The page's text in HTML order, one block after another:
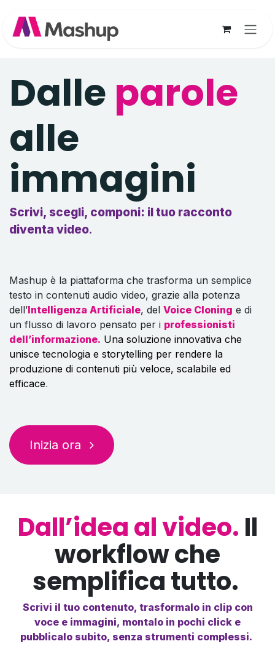
Dalle parole
alle
immagini
Scrivi, scegli, componi: il tuo racconto
diventa video.
Mashup è la piattaforma che trasforma un semplice
testo in contenuti audio video, grazie alla potenza
dell’Intelligenza Artificiale, del Voice Cloning e di
un flusso di lavoro pensato per i professionisti
dell’informazione. Una soluzione innovativa che
unisce tecnologia e storytelling per rendere la
produzione di contenuti più veloce, scalabile ed
efficace.
Inizia ora
Dall’idea al video. Il
workflow che
semplifica tutto.
Scrivi il tuo contenuto, trasformalo in clip con
voce e immagini, montalo in pochi click e
pubblicalo subito, senza strumenti complessi.